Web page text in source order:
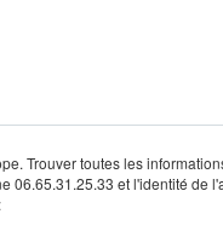
Trouver toutes les
06.65.31.25.33 et l'identité de